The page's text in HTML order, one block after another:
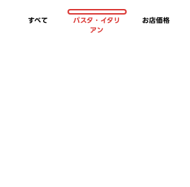
すべて
パスタ・イタリ
アン
お店価格